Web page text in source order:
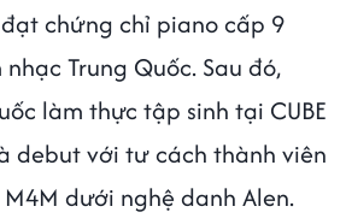
chứng chỉ piano cấp 9
Trung Quốc. Sau đó,
làm thực tập sinh tại CUBE
debut với tư cách thành viên
dưới nghệ danh Alen.